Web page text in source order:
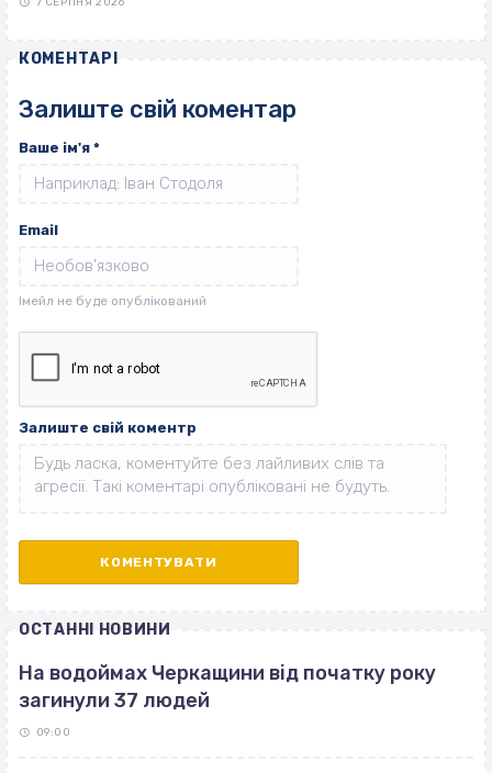
7 СЕРПНЯ 2026
КОМЕНТАРІ
Залиште свій коментар
Ваше ім'я *
Email
Залиште свій коментр
ОСТАННІ НОВИНИ
На водоймах Черкащини від початку року
загинули 37 людей
09:00